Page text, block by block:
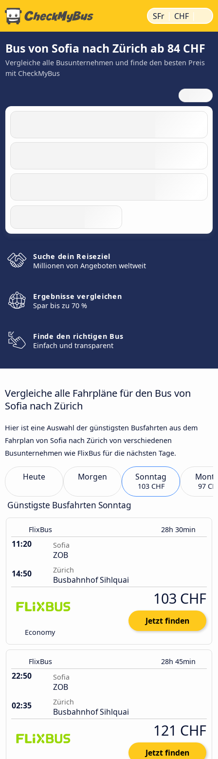
SFr | CHF |
Bus von Sofia nach Zürich ab 84 CHF
Vergleiche alle Busunternehmen und finde den besten Preis
mit CheckMyBus
Suche dein Reiseziel
Millionen von Angeboten weltweit
Ergebnisse vergleichen
Spar bis zu 70 %
Finde den richtigen Bus
Einfach und transparent
Vergleiche alle Fahrpläne für den Bus von
Sofia nach Zürich
Hier ist eine Auswahl der günstigsten Busfahrten aus dem
Fahrplan von Sofia nach Zürich von verschiedenen
Busunternehmen wie FlixBus für die nächsten Tage.
Heute Morgen Sonntag
103 CHF 97
Günstigste Busfahrten Sonntag
FlixBus 28h 30min
11:20 Sofia
ZOB
14:50
Zürich
Busbahnhof Sihlquai
Economy
103 CHF
Jetzt finden
FlixBus 28h 45min
22:50 Sofia
ZOB
02:35
Zürich
Busbahnhof Sihlquai
121 CHF
Jetzt finden